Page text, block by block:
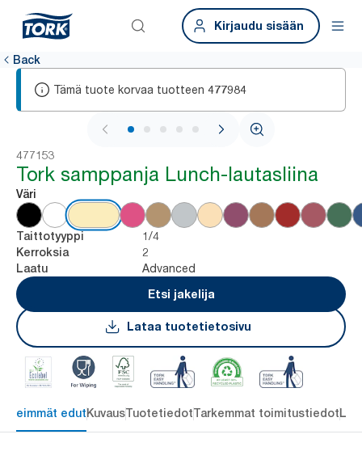
Kirjaudu sisään
Back
Tämä tuote korvaa tuotteen 477984
1 / 6
477153
Tork samppanja Lunch-lautasliina
Väri
Taittotyyppi 1/4
Kerroksia 2
Laatu
Advanced
Etsi jakelija
Lataa tuotetietosivu
edutKuvausTuotetiedotTarkemmat toimitustiedot